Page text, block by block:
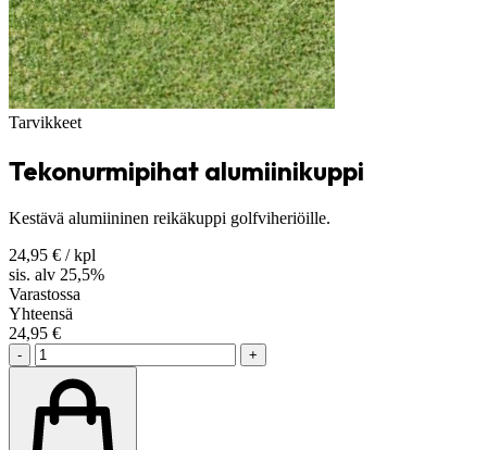
Tarvikkeet
Tekonurmipihat alumiinikuppi
Kestävä alumiininen reikäkuppi golfviheriöille.
24,95 € / kpl
sis. alv 25,5%
Varastossa
Yhteensä
24,95 €
- +